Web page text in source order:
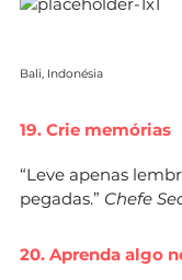
Bali, Indonésia
19. Crie memórias
“Leve apenas
pegadas.” Chefe
20. Aprenda algo